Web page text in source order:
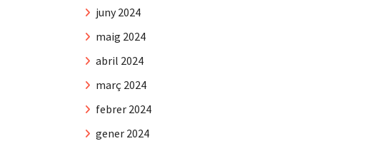
juny 2024
maig 2024
abril 2024
març 2024
febrer 2024
gener 2024